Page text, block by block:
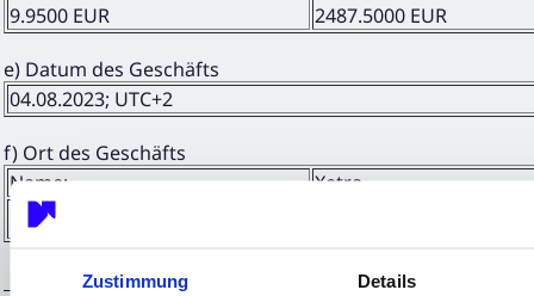
Zustimmung Details
9.9500 EUR
2487.5000 EUR
e) Datum des Geschäfts
04.08.2023; UTC+2
f) Ort des Geschäfts
Name:
Xetra
MIC: